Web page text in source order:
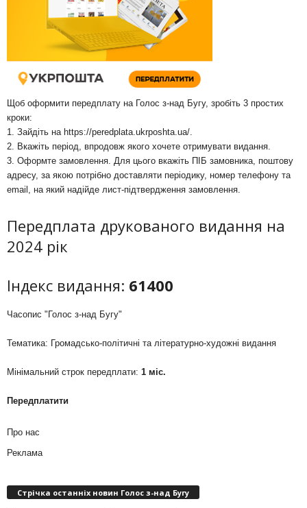
Щоб оформити передплату на Голос з-над Бугу, зробіть 3 простих
кроки:
1. Зайдіть на https://peredplata.ukrposhta.ua/
2. Вкажіть період, впродовж якого хочете отримувати видання.
3. Оформте замовлення. Для цього вкажіть ПІБ замовника, поштову
адресу, за якою потрібно доставляти періодику, номер телефону та
email, на який надійде лист-підтвердження замовлення.
Передплата друкованого видання на
2024 рік
Індекс видання: 61400
Часопис "Голос з-над Бугу"
Тематика: Громадсько-політичні та літературно-художні видання
Мінімальний строк передплати: 1 міс.
Передплатити
Про нас
Реклама
Стрічка останніх новин Голос з-над Бугу